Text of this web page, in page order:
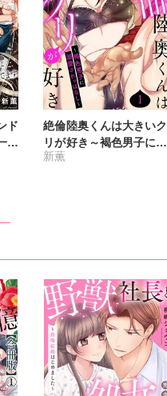
ド
番
絶倫陸奥くんは大きいク
リが好き～褐色男子に溺
愛されっぱなし～
新薫